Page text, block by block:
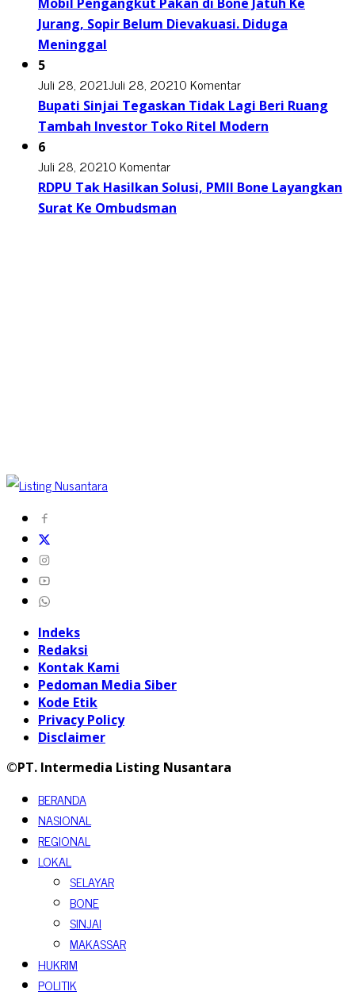
Jurang, Sopir Belum Dievakuasi. Diduga
Meninggal
5
Juli 28, 2021Juli 28, 20210 Komentar
Bupati Sinjai Tegaskan Tidak Lagi Beri Ruang
Tambah Investor Toko Ritel Modern
6
Juli 28, 20210 Komentar
RDPU Tak Hasilkan Solusi, PMII Bone Layangkan
Surat Ke Ombudsman
Indeks
Redaksi
Kontak Kami
Pedoman Media Siber
Kode Etik
Privacy Policy
Disclaimer
©PT. Intermedia Listing Nusantara
BERANDA
NASIONAL
REGIONAL
LOKAL
SELAYAR
BONE
SINJAI
MAKASSAR
HUKRIM
POLITIK